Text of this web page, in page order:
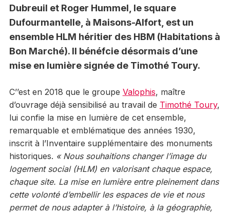
Dubreuil et Roger Hummel, le square
Dufourmantelle, à Maisons-Alfort, est un
ensemble HLM héritier des HBM (Habitations à
Bon Marché). Il bénéfcie désormais d’une
mise en lumière signée de Timothé Toury.
C’’est en 2018 que le groupe Valophis, maître
d’ouvrage déjà sensibilisé au travail de Timothé Toury,
lui confie la mise en lumière de cet ensemble,
remarquable et emblématique des années 1930,
inscrit à l’Inventaire supplémentaire des monuments
historiques. « Nous souhaitions changer l’image du
logement social (HLM) en valorisant chaque espace,
chaque site. La mise en lumière entre pleinement dans
cette volonté d’embellir les espaces de vie et nous
permet de nous adapter à l’histoire, à la géographie,